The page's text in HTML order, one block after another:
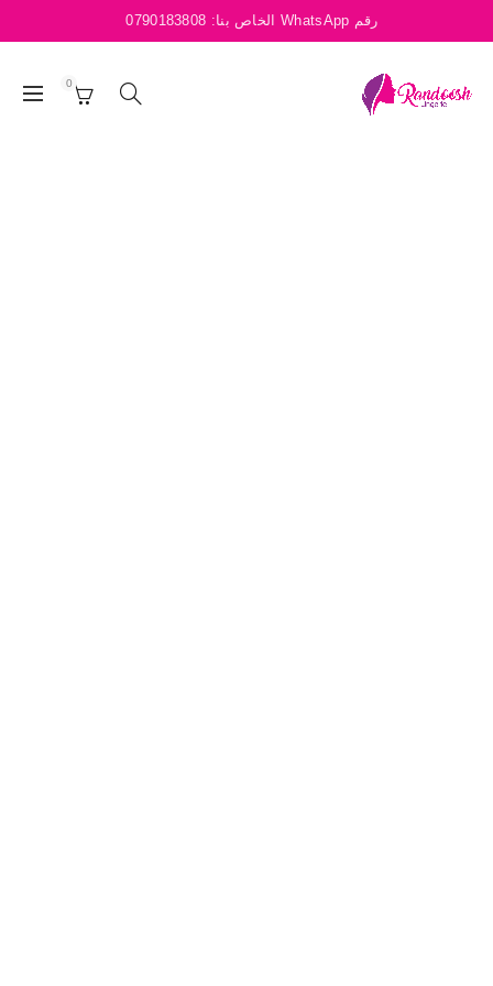
رقم WhatsApp الخاص بنا: 0790183808
0